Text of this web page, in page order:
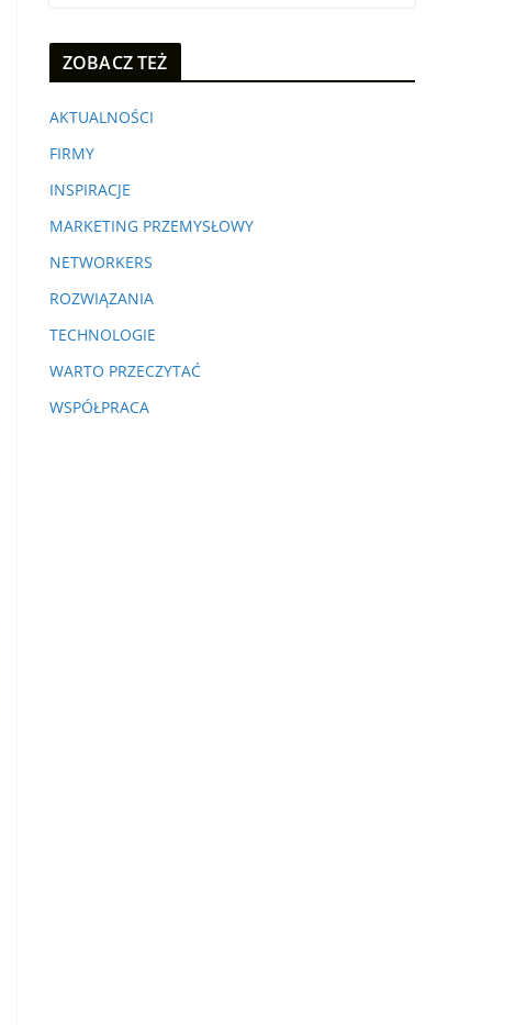
ZOBACZ TEŻ
AKTUALNOŚCI
FIRMY
INSPIRACJE
MARKETING PRZEMYSŁOWY
NETWORKERS
ROZWIĄZANIA
TECHNOLOGIE
WARTO PRZECZYTAĆ
WSPÓŁPRACA